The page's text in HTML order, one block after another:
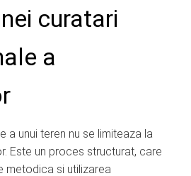
curatari
a
a unui teren nu se limiteaza la
Este un proces structurat, care
metodica si utilizarea